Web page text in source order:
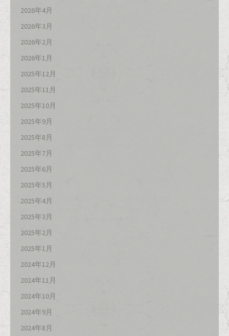
2026年4月
2026年3月
2026年2月
2026年1月
2025年12月
2025年11月
2025年10月
2025年9月
2025年8月
2025年7月
2025年6月
2025年5月
2025年4月
2025年3月
2025年2月
2025年1月
2024年12月
2024年11月
2024年10月
2024年9月
2024年8月